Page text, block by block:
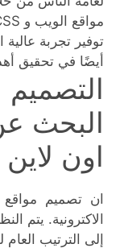
توفير تجربة
أيضًا في تحقيق
التصميم
البحث
اون لاين
ان تصميم مواقع
الاكترونية. يتم
إلى الترتيب